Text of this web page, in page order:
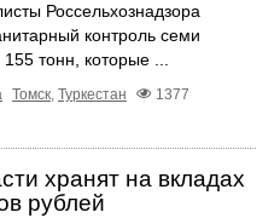
Россельхознадзора
контроль семи
тонн, которые ...
Томск, Туркестан
1377
хранят на вкладах
рублей